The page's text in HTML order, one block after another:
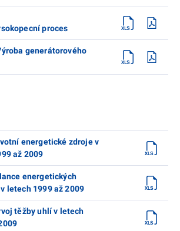
proces
generátorového
energetické zdroje v
až 2009
energetických
letech 1999 až 2009
těžby uhlí v letech